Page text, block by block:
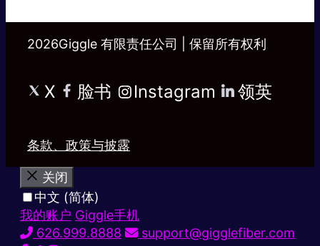
2026Giggle 有限责任公司 | 保留所有权利
X 脸书 Instagram 领英
条款、政策与披露
关闭
中文 (简体)
我的账户 Giggle手机
626.999.8888
support@gigglefiber.com